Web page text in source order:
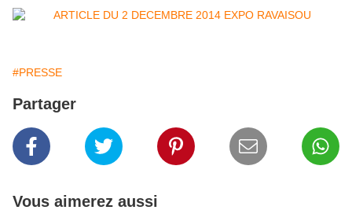
#PRESSE
Partager
Vous aimerez aussi